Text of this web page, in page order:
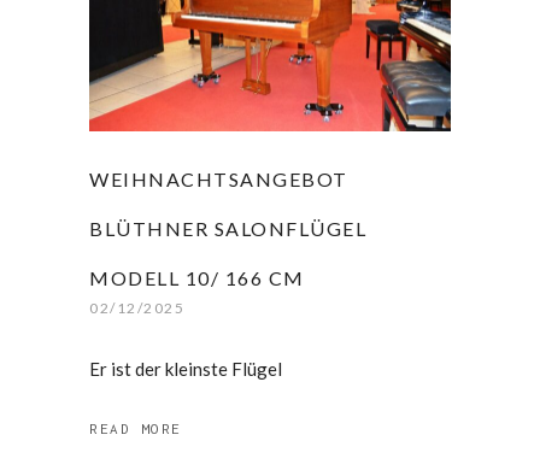
WEIHNACHTSANGEBOT
BLÜTHNER SALONFLÜGEL
MODELL 10/ 166 CM
02/12/2025
Er ist der kleinste Flügel
READ MORE